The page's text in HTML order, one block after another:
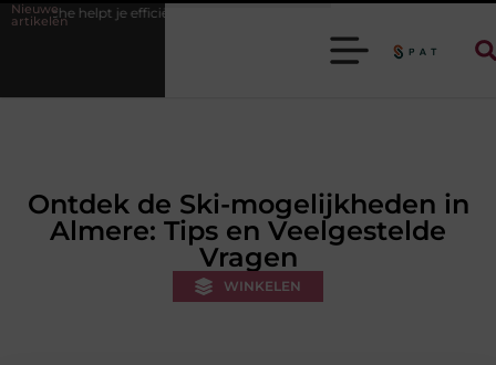
Nieuwe
artikelenwerken Stijlvolle heren sneakers voor een sportieve lifestyle
Ontdek de Ski-mogelijkheden in
Almere: Tips en Veelgestelde
Vragen
WINKELEN